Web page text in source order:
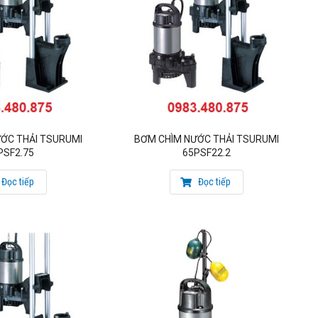
được bôi trơn liên tục, nâng cao tuổi thọ cho máy bơm.
THẢI TSURUMI
Đọc tiếp
BƠM CHÌM NƯỚC THẢI TSURUMI
65PSF22.2
Đọc tiếp